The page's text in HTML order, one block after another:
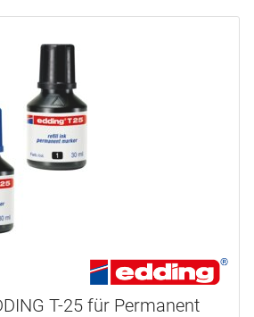
T-25 für Permanent